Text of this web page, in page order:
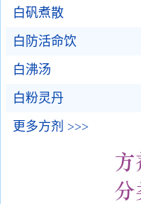
白矾煮散
白防活命饮
白沸汤
白粉灵丹
更多方剂 >>>